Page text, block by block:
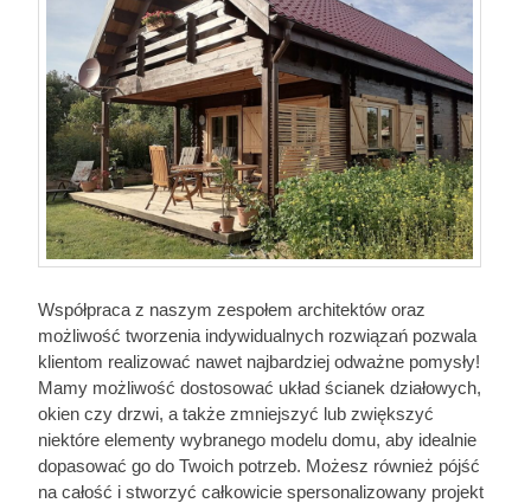
Współpraca z naszym zespołem architektów oraz
możliwość tworzenia indywidualnych rozwiązań pozwala
klientom realizować nawet najbardziej odważne pomysły!
Mamy możliwość dostosować układ ścianek działowych,
okien czy drzwi, a także zmniejszyć lub zwiększyć
niektóre elementy wybranego modelu domu, aby idealnie
dopasować go do Twoich potrzeb. Możesz również pójść
na całość i stworzyć całkowicie spersonalizowany projekt